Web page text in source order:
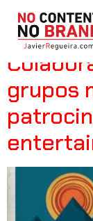
Tag:
grupos